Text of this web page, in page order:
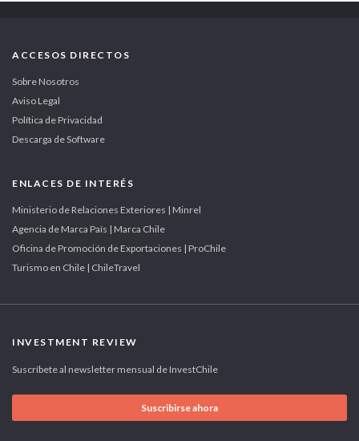
ACCESOS DIRECTOS
Sobre Nosotros
Aviso Legal
Política de Privacidad
Descarga de Software
ENLACES DE INTERÉS
Ministerio de Relaciones Exteriores | Minrel
Agencia de Marca País | Marca Chile
Oficina de Promoción de Exportaciones | ProChile
Turismo en Chile | ChileTravel
INVESTMENT REVIEW
Suscríbete al newsletter mensual de InvestChile
Suscribirse ahora